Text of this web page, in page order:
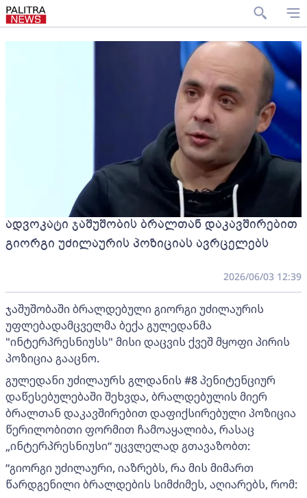
ადვოკატი ჯაშუშობის ბრალთან დაკავშირებით
გიორგი უძილაურის პოზიციას ავრცელებს
2026/06/03 12:39
ჯაშუშობაში ბრალდებული გიორგი უძილაურის
უფლებადამცველმა ბექა გულედანმა
"ინტერპრესნიუსს" მისი დაცვის ქვეშ მყოფი პირის
პოზიცია გააცნო.
გულედანი უძილაურს გლდანის #8 პენიტენციურ
დაწესებულებაში შეხვდა, ბრალდებულის მიერ
ბრალთან დაკავშირებით დაფიქსირებული პოზიცია
წერილობითი ფორმით ჩამოაყალიბა, რასაც
„ინტერპრესნიუსი“ უცვლელად გთავაზობთ:
“გიორგი უძილაური, იაზრებს, რა მის მიმართ
წარდგენილი ბრალდების სიმძიმეს, აღიარებს, რომ: